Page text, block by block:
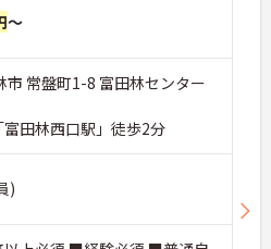
～
市 常盤町1-8 富田林センター
田林西口駅」徒歩2分
)